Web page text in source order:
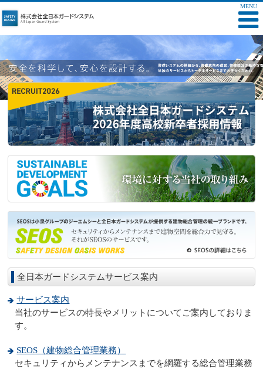
全日本ガードシステムサービス案内
サービス案内
当社のサービスの特長やメリットについてご案内しておりま
す。
SEOS（建物総合管理業務）
セキュリティからメンテナンスまでを網羅する総合管理業務